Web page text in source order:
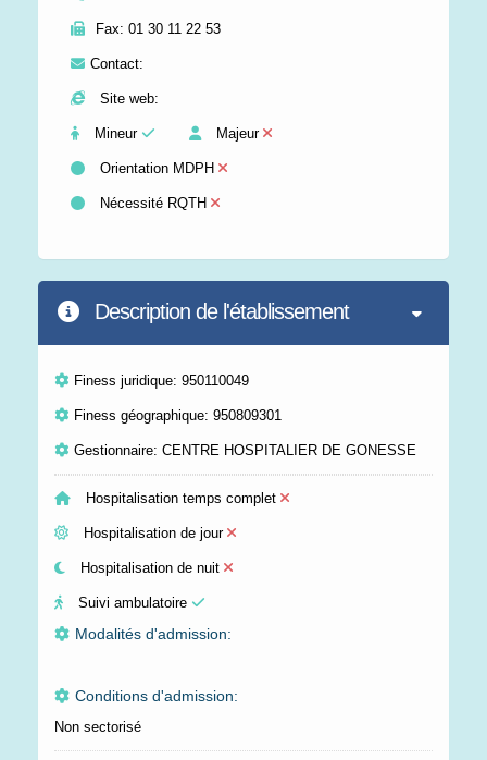
Fax: 01 30 11 22 53
Contact:
Site web:
Mineur Majeur
Orientation MDPH
Nécessité RQTH
Description de l'établissement
Finess juridique: 950110049
Finess géographique: 950809301
Gestionnaire: CENTRE HOSPITALIER DE GONESSE
Hospitalisation temps complet
Hospitalisation de jour
Hospitalisation de nuit
Suivi ambulatoire
Modalités d'admission:
Conditions d'admission:
Non sectorisé